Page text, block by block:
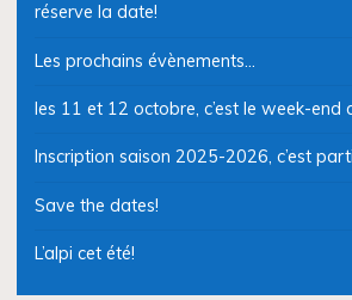
réserve la date!
Les prochains évènements…
les 11 et 12 octobre, c’est le week-end
Inscription saison 2025-2026, c’est
Save the dates!
L’alpi cet été!